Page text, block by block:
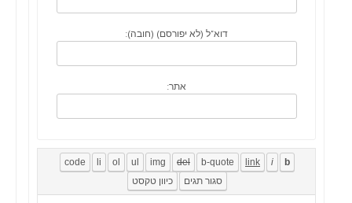
דוא"ל (לא יפורסם) (חובה):
אתר: